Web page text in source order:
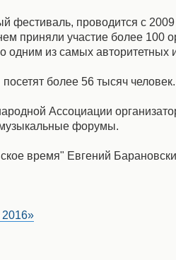
проводится с
приняли участие более 100
одним из самых
более 56 тысяч
Ассоциации
форумы.
время" Евгений